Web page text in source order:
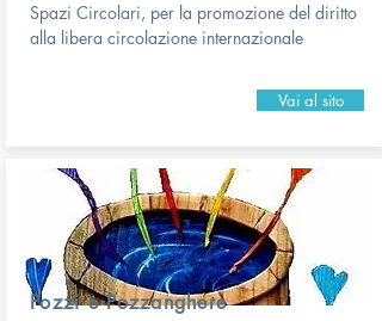
Spazi Circolari, per la promozione del diritto
alla libera circolazione internazionale
Vai al sito
Pozzi e Pozzanghere